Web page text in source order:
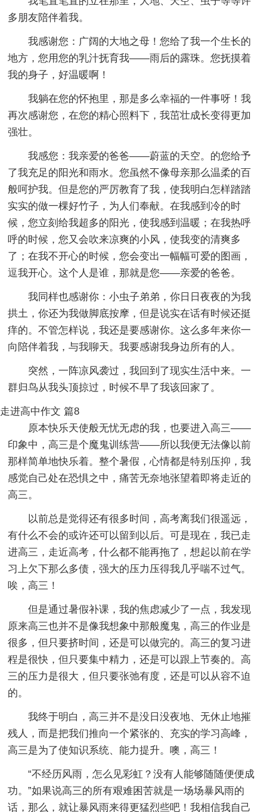
多朋友陪伴着我。
我感谢您：广阔的大地之母！您给了我一个生长的
地方，您用您的乳汁抚育我——雨后的露珠。您抚摸着
我的身子，好温暖啊！
我躺在您的怀抱里，那是多么幸福的一件事呀！我
再次感谢您，在您的精心照料下，我茁壮成长变得更加
强壮。
我感您：我亲爱的爸爸——蔚蓝的天空。的您给予
了我充足的阳光和雨水。您虽然不像母亲那么温柔的百
般呵护我。但是您的严厉教育了我，使我明白怎样踏踏
实实的做一棵好竹子，为人们奉献。在我感到冷的时
候，您立刻给我超多的阳光，使我感到温暖；在我热呼
呼的时候，您又会吹来凉爽的小风，使我变的清爽多
了；在我不开心的时候，您会变出一幅幅可爱的图画，
逗我开心。这个人是谁，那就是您——亲爱的爸爸。
我同样也感谢你：小虫子弟弟，你日日夜夜的为我
拱土，你还为我做脚底按摩，但是说实在话有时候还挺
痒的。不管怎样说，我还是要感谢你。这么多年来你一
向陪伴着我，与我聊天。我要感谢我身边所有的人。
突然，一阵凉风袭过，我回到了现实生活中来。一
群归鸟从我头顶掠过，时候不早了我该回家了。
走进高中作文 篇8
原本快乐天使般无忧无虑的我，也要进入高三——
印象中，高三是个魔鬼训练营——所以我便无法像以前
那样简单地快乐着。整个暑假，心情都是特别压抑，我
感觉自己处在恐惧之中，痛苦无奈地张望着即将走近的
高三。
以前总是觉得还有很多时间，高考离我们很遥远，
有什么不会的或许还可以留到以后。可是现在，我已走
进高三，走近高考，什么都不能再拖了，想起以前在学
习上欠下那么多债，强大的压力压得我几乎喘不过气。
唉，高三！
但是通过暑假补课，我的焦虑减少了一点，我发现
原来高三也并不是像我想象中那般魔鬼，高三的作业是
很多，但只要挤时间，还是可以做完的。高三的复习进
程是很快，但只要集中精力，还是可以跟上节奏的。高
三的压力是很大，但只要张弛有度，还是可以从容不迫
的。
我终于明白，高三并不是没日没夜地、无休止地摧
残人，而是把我们推向一个紧张的、充实的学习高峰，
高三是为了使知识系统、能力提升。噢，高三！
“不经历风雨，怎么见彩虹？没有人能够随随便便成
功。”如果说高三的所有艰难困苦就是一场场暴风雨的
话，那么，就让暴风雨来得更猛烈些吧！我相信我自己